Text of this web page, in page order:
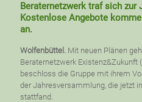
Beraternetzwerk traf sich zur
Kostenlose Angebote
an.
Wolfenbüttel. Mit neuen Plänen
Beraternetzwerk Existenz&Zukunft
beschloss die Gruppe mit ihrem
der Jahresversammlung, die jetzt
stattfand.